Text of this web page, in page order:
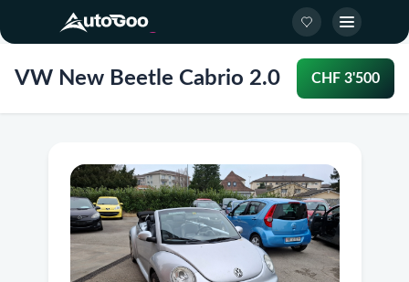
VW New Beetle Cabrio 2.0 CHF 3'500